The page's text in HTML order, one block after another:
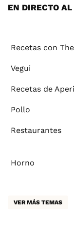
EN DIRECTO
Recetas con
Vegui
Recetas de
Pollo
Restaurantes
Horno
VER MÁS TEMAS